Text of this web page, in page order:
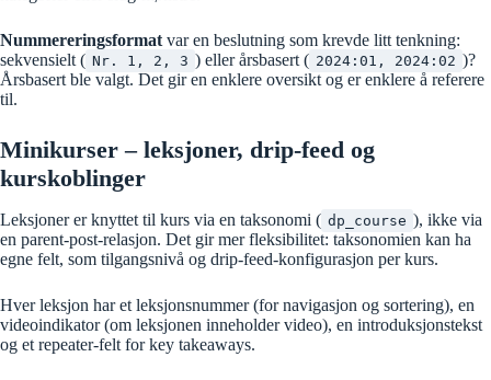
Nummereringsformat var en beslutning som krevde litt tenkning:
sekvensielt ( Nr. 1, 2, 3 ) eller årsbasert ( 2024:01, 2024:02 )?
Årsbasert ble valgt. Det gir en enklere oversikt og er enklere å referere
til.
Minikurser – leksjoner, drip-feed og
kurskoblinger
Leksjoner er knyttet til kurs via en taksonomi ( dp_course ), ikke via
en parent-post-relasjon. Det gir mer fleksibilitet: taksonomien kan ha
egne felt, som tilgangsnivå og drip-feed-konfigurasjon per kurs.
Hver leksjon har et leksjonsnummer (for navigasjon og sortering), en
videoindikator (om leksjonen inneholder video), en introduksjonstekst
og et repeater-felt for key takeaways.